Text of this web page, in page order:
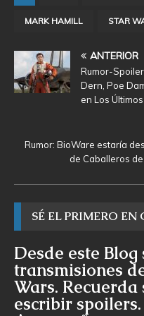
MARK HAMILL STAR
ANTERIOR
Rumor-
Dern, Poe
en Los Últimos
Rumor: BioWare estaría
de Caballeros
SÉ EL PRIMERO EN
Desde este
transmisiones
Wars.
escribir